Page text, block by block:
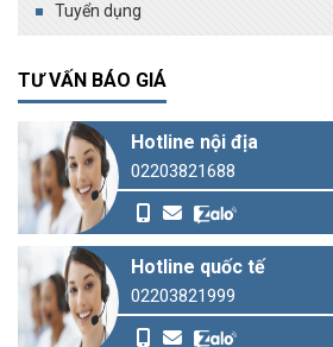
Tuyển dụng
TƯ VẤN BÁO GIÁ
Hotline nội địa
02203821688
Hotline quốc tế
02203821999